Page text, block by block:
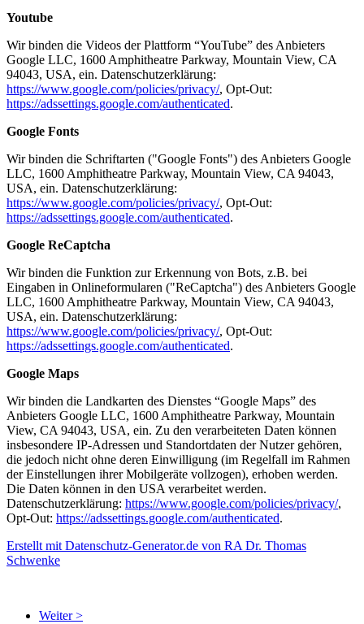
Youtube
Wir binden die Videos der Plattform “YouTube” des Anbieters
Google LLC, 1600 Amphitheatre Parkway, Mountain View, CA
94043, USA, ein. Datenschutzerklärung:
https://www.google.com/policies/privacy/, Opt-Out:
https://adssettings.google.com/authenticated.
Google Fonts
Wir binden die Schriftarten ("Google Fonts") des Anbieters Google
LLC, 1600 Amphitheatre Parkway, Mountain View, CA 94043,
USA, ein. Datenschutzerklärung:
https://www.google.com/policies/privacy/, Opt-Out:
https://adssettings.google.com/authenticated.
Google ReCaptcha
Wir binden die Funktion zur Erkennung von Bots, z.B. bei
Eingaben in Onlineformularen ("ReCaptcha") des Anbieters Google
LLC, 1600 Amphitheatre Parkway, Mountain View, CA 94043,
USA, ein. Datenschutzerklärung:
https://www.google.com/policies/privacy/, Opt-Out:
https://adssettings.google.com/authenticated.
Google Maps
Wir binden die Landkarten des Dienstes “Google Maps” des
Anbieters Google LLC, 1600 Amphitheatre Parkway, Mountain
View, CA 94043, USA, ein. Zu den verarbeiteten Daten können
insbesondere IP-Adressen und Standortdaten der Nutzer gehören,
die jedoch nicht ohne deren Einwilligung (im Regelfall im Rahmen
der Einstellungen ihrer Mobilgeräte vollzogen), erhoben werden.
Die Daten können in den USA verarbeitet werden.
Datenschutzerklärung: https://www.google.com/policies/privacy/,
Opt-Out: https://adssettings.google.com/authenticated.
Erstellt mit Datenschutz-Generator.de von RA Dr. Thomas
Schwenke
Weiter >